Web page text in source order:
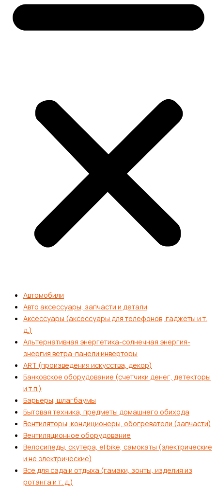
Автомобили
Авто аксессуары, запчасти и детали
Аксессуары (аксессуары для телефонов, гаджеты и т.
д.)
Альтернативная энергетика-солнечная энергия-
энергия ветра-панели инверторы
ART (произведения искусства, декор)
Банковское оборудование (счетчики денег, детекторы
и т.п.)
Барьеры, шлагбаумы
Бытовая техника, предметы домашнего обихода
Вентиляторы, кондиционеры, обогреватели (запчасти)
Вентиляционное оборудование
Велосипеды, скутера, el bike, самокаты (электрические
и не электрические)
Все для сада и отдыха (гамаки, зонты, изделия из
ротанга и т. д.)